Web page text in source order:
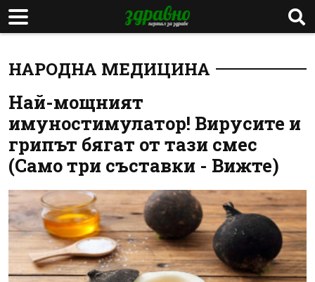
НАРОДНА МЕДИЦИНА
Най-мощният
имуностимулатор! Вирусите и
грипът бягат от тази смес
(Само три съставки - Вижте)